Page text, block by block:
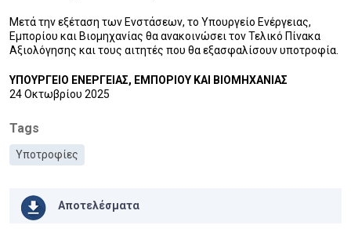
Μετά την εξέταση των Ενστάσεων, το Υπουργείο Ενέργειας,
Εμπορίου και Βιομηχανίας θα ανακοινώσει τον Τελικό Πίνακα
Αξιολόγησης και τους αιτητές που θα εξασφαλίσουν υποτροφία.
ΥΠΟΥΡΓΕΙΟ ΕΝΕΡΓΕΙΑΣ, ΕΜΠΟΡΙΟΥ ΚΑΙ ΒΙΟΜΗΧΑΝΙΑΣ
24 Οκτωβρίου 2025
Tags
Υποτροφίες
Αποτελέσματα